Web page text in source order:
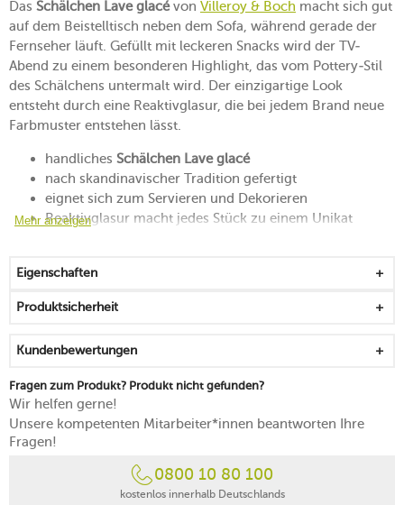
Das Schälchen Lave glacévon Villeroy & Boch macht sich gut
auf dem Beistelltisch neben dem Sofa, während gerade der
Fernseher läuft. Gefüllt mit leckeren Snacks wird der TV-
Abend zu einem besonderen Highlight, das vom Pottery-Stil
des Schälchens untermalt wird. Der einzigartige Look
entsteht durch eine Reaktivglasur, die bei jedem Brand neue
Farbmuster entstehen lässt.
handliches Schälchen Lave glacé
nach skandinavischer Tradition gefertigt
eignet sich zum Servieren und Dekorieren
Reaktivglasur macht jedes Stück zu einem Unikat
mikrowellengeeignet
spülmaschinenfest
Mehr anzeigen
Eigenschaften
Produktsicherheit
Kundenbewertungen
Fragen zum Produkt? Produkt nicht gefunden?
Wir helfen gerne!
Unsere kompetenten Mitarbeiter*innen beantworten Ihre
Fragen!
0800 10 80 100
kostenlos innerhalb Deutschlands